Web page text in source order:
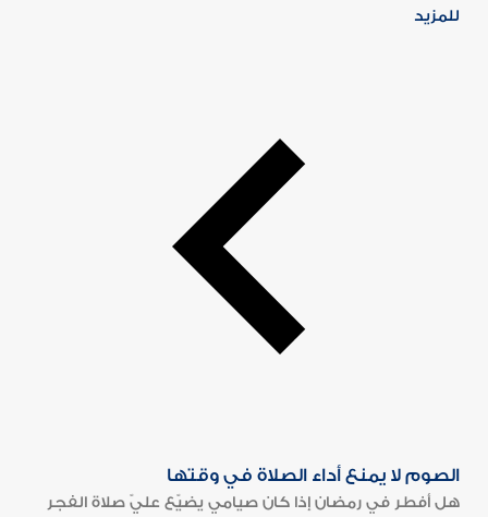
للمزيد
الصوم لا يمنع أداء الصلاة في وقتها
هل أفطر في رمضان إذا كان صيامي يضيّع عليّ صلاة الفجر